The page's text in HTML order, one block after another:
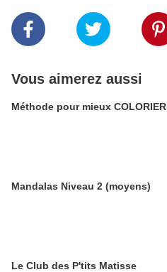
Vous aimerez aussi
Méthode pour mieux COLORIER
Mandalas Niveau 2 (moyens)
Le Club des P'tits Matisse